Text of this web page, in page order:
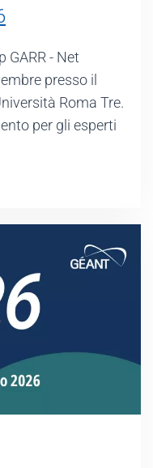
GARR - Net
presso il
Roma Tre.
per gli esperti